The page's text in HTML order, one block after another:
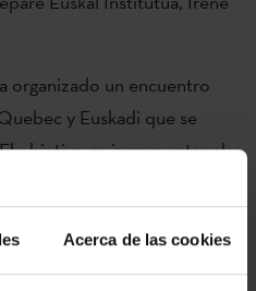
Acerca de las cookies
organizado un encuentro
y Euskadi que se
objetivo es incrementar el
intercambios culturales
la creación y difusión de
y conocimientos,
En total, una veintena de